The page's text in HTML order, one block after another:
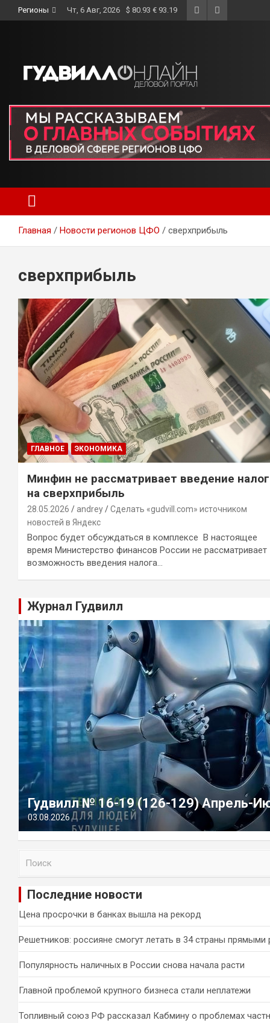
to
Регионы Чт, 6 Авг, 2026 $ 80.93 € 93.19
Главная Новости регионов ЦФО сверхприбыль
сверхприбыль
ГЛАВНОЕ ЭКОНОМИКА
Минфин не рассматривает введение
на сверхприбыль
28.05.2026 andrey
Сделать «gudvill.com» источником
новостей в Яндекс
Вопрос будет обсуждаться в комплексе В настоящее
время Министерство финансов России не рассматривает
возможность введения налога…
Журнал Гудвилл
Гудвилл № 16-19 (126-129) Апрель-
03.08.2026
и
Последние новости
Цена просрочки в банках вышла на рекорд
Решетников: россияне смогут летать в 34 страны прямыми
Популярность наличных в России снова начала расти
Главной проблемой крупного бизнеса стали неплатежи
Топливный союз РФ рассказал Кабмину о проблемах